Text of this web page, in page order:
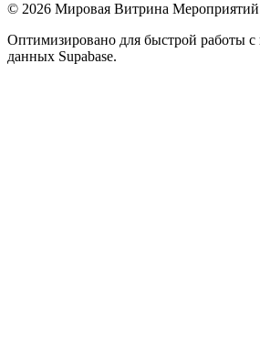
© 2026 Мировая Витрина
Оптимизировано для быстрой работы
данных Supabase.